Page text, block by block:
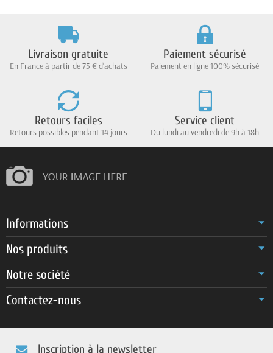
Livraison gratuite
En France à partir de 75 € d'achats
Paiement sécurisé
Paiement en ligne 100% sécurisé
Retours faciles
Retours possibles pendant 14 jours
Service client
Du lundi au vendredi de 9h à 18h
Informations
Nos produits
Notre société
Contactez-nous
Inscription à la newsletter